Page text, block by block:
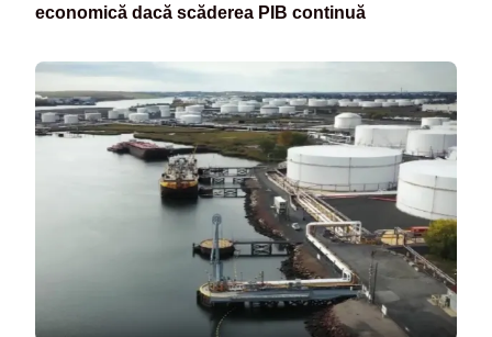
economică dacă scăderea PIB continuă